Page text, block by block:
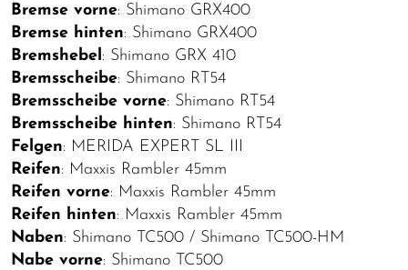
Bremse vorne: Shimano GRX400
Bremse hinten: Shimano GRX400
Bremshebel: Shimano GRX 410
Bremsscheibe: Shimano RT54
Bremsscheibe vorne: Shimano RT54
Bremsscheibe hinten: Shimano RT54
Felgen: MERIDA EXPERT SL III
Reifen: Maxxis Rambler 45mm
Reifen vorne: Maxxis Rambler 45mm
Reifen hinten: Maxxis Rambler 45mm
Naben: Shimano TC500 / Shimano TC500-HM
Nabe vorne: Shimano TC500